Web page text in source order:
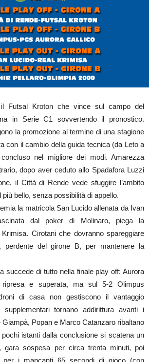
il Futsal Kroton che vince sul campo del
in Serie C1 sovvertendo il pronostico.
la promozione al termine di una stagione
con il cambio della guida tecnica (da Leto a
nel migliore dei modi. Amarezza
dopo aver ceduto allo Spadafora Luzzi
il Città di Rende vede sfuggire l’ambito
bello, senza possibilità di appello.
la matricola San Lucido allenata da Ivan
dal poker di Molinaro, piega la
Cirotani che dovranno spareggiare
perdente del girone B, per mantenere la
succede di tutto nella finale play off: Aurora
e superata, ma sul 5-2 Olimpus
di casa non gestiscono il vantaggio
tornano addirittura avanti i
Giampà, Popan e Marco Catanzaro ribaltano
istanti dalla conclusione si scatena un
gara sospesa per circa trenta minuti, poi
per i mancanti 65 secondi di gioco (con